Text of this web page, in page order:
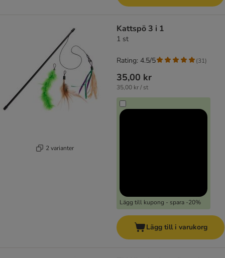
2 varianter
Kattspö 3 i 1
1 st
35,00 kr
35,00 kr / st
Lägg till kupong - spara -20%
Rating: 4.5/5 (31)
Lägg till i varukorg